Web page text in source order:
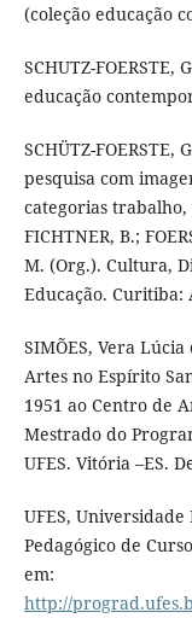
(coleção educação
SCHUTZ-
educação
SCHÜTZ-
pesquisa com
categorias
FICHTNER, B.;
M. (Org.). Cultura,
Educação. Curitiba:
SIMÕES, Vera
Artes no Espírito
1951 ao Centro de
Mestrado do
UFES. Vitória –ES.
UFES,
Pedagógico de
em:
http://